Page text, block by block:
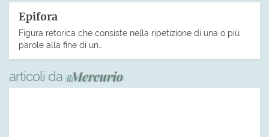
Epifora
Figura retorica che consiste nella ripetizione di una o più
parole alla fine di un…
articoli da